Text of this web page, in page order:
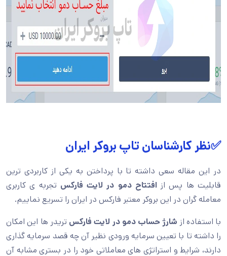
✅نظر کارشناسان تاپ بروکر ایران
در این مقاله سعی داشته تا با پرداختن به یکی از کاربردی ترین
قابلیت ها پس از افتتاح دمو در لایت فارکس تجربه ی کاربری
معامله گران در این بروکر معتبر فارکس در ایران را تسریع نماییم.
با استفاده از شارژ حساب دمو در لایت فارکس تریدر ها این امکان
را داشته تا با تعیین سرمایه ورودی نظیر آن چه قصد سرمایه گذاری
دارند، شرایط و استراتژی های معاملاتی خود را در بستری مشابه آن